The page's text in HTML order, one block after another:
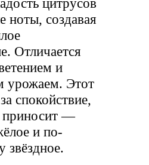
цитрусов
ноты, создавая
Отличается
и
урожаем. Этот
спокойствие,
приносит —
и по-
звёздное.